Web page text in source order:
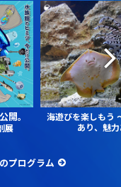
開。
展
海遊びを楽しもう
あり、魅
プログラム